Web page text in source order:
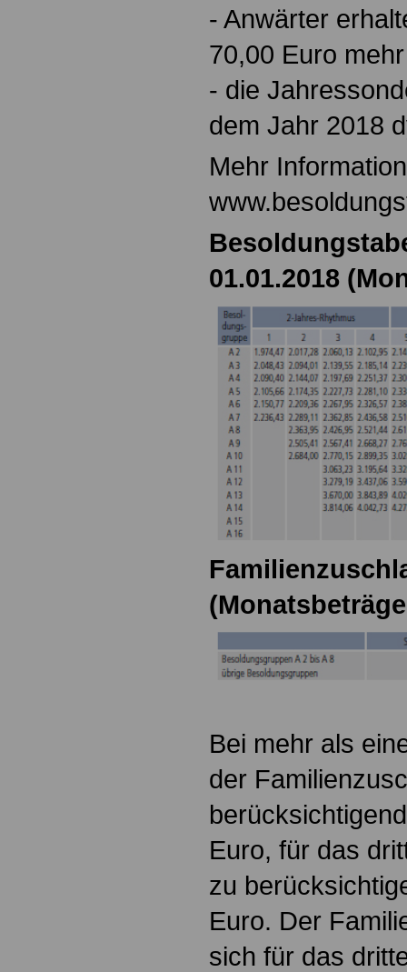
- Anwärter
70,00 Euro mehr
- die
dem Jahr 2018
Mehr
01.01.2018
Bei mehr als
der
Euro, für das
zu
Euro. Der
sich für das